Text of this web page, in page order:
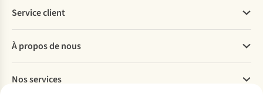
Service client
Commander
Payer
Livraison
À propos de nous
Explore More
Nos services